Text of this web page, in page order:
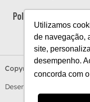
Utilizamos
de navegação,
site,
desempenho.
concorda com
Política de cookies
Copyright Viaje na
Desenvolvido por